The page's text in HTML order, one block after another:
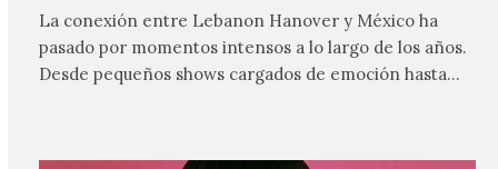
La conexión entre Lebanon Hanover y México ha
pasado por momentos intensos a lo largo de los años.
Desde pequeños shows cargados de emoción hasta